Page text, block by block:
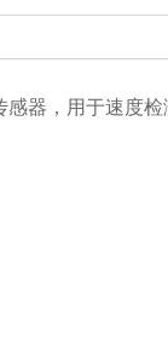
感器，用于速度检